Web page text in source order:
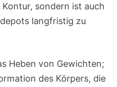
sondern ist auch
langfristig zu
Heben von Gewichten;
des Körpers, die